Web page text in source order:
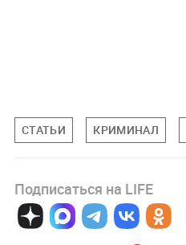
СТАТЬИ КРИМИНАЛ
Подписаться на LIFE